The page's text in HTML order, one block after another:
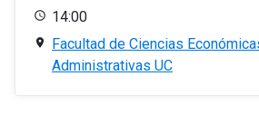
14:00
Facultad de Ciencias
Administrativas UC